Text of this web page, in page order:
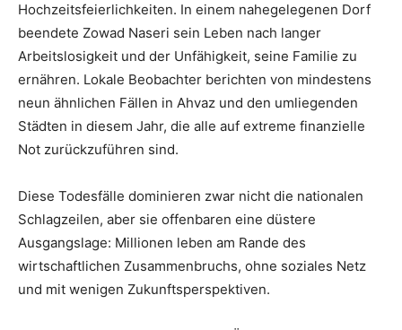
Hochzeitsfeierlichkeiten. In einem nahegelegenen Dorf
beendete Zowad Naseri sein Leben nach langer
Arbeitslosigkeit und der Unfähigkeit, seine Familie zu
ernähren. Lokale Beobachter berichten von mindestens
neun ähnlichen Fällen in Ahvaz und den umliegenden
Städten in diesem Jahr, die alle auf extreme finanzielle
Not zurückzuführen sind.
Diese Todesfälle dominieren zwar nicht die nationalen
Schlagzeilen, aber sie offenbaren eine düstere
Ausgangslage: Millionen leben am Rande des
wirtschaftlichen Zusammenbruchs, ohne soziales Netz
und mit wenigen Zukunftsperspektiven.